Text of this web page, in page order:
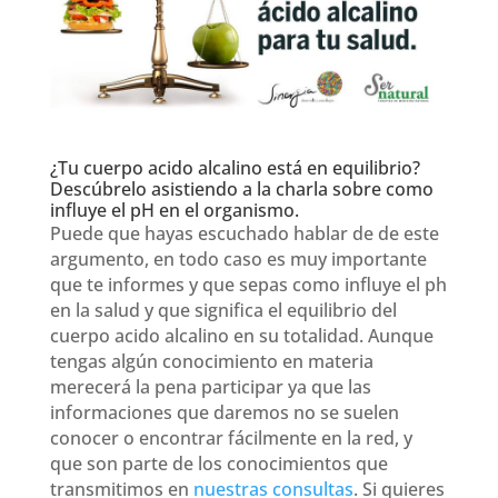
¿Tu cuerpo acido alcalino está en equilibrio?
Descúbrelo asistiendo a la charla sobre como
influye el pH en el organismo.
Puede que hayas escuchado hablar de de este
argumento, en todo caso es muy importante
que te informes y que sepas como influye el ph
en la salud y que significa el equilibrio del
cuerpo acido alcalino en su totalidad. Aunque
tengas algún conocimiento en materia
merecerá la pena participar ya que las
informaciones que daremos no se suelen
conocer o encontrar fácilmente en la red, y
que son parte de los conocimientos que
transmitimos en nuestras consultas. Si quieres